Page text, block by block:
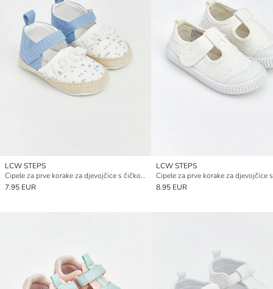
LCW STEPS
Cipele za prve korake za djevojčice s čičkom
7.95 EUR
LCW STEPS
8.95 EUR